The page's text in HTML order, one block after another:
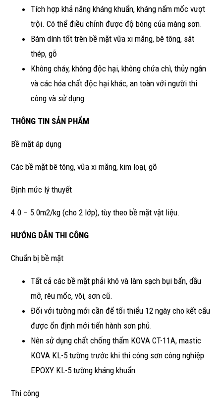
Tích hợp khả năng kháng khuẩn, kháng nấm mốc vượt
trội. Có thể điều chỉnh được độ bóng của màng sơn.
Bám dính tốt trên bề mặt vữa xi măng, bê tông, sắt
thép, gỗ
Không cháy, không độc hại, không chứa chì, thủy ngân
và các hóa chất độc hại khác, an toàn với người thi
công và sử dụng
THÔNG TIN SẢN PHẨM
Bề mặt áp dụng
Các bề mặt bê tông, vữa xi măng, kim loại, gỗ
Định mức lý thuyết
4.0 – 5.0m2/kg (cho 2 lớp), tùy theo bề mặt vật liệu.
HƯỚNG DẪN THI CÔNG
Chuẩn bị bề mặt
Tất cả các bề mặt phải khô và làm sạch bụi bẩn, dầu
mỡ, rêu mốc, vôi, sơn cũ.
Đối với tường mới cần để tối thiểu 12 ngày cho kết cấu
được ổn định mới tiến hành sơn phủ.
Nên sử dụng chất chống thấm KOVA CT-11A, mastic
KOVA KL-5 tường trước khi thi công sơn công nghiệp
EPOXY KL-5 tường kháng khuẩn
Thi công